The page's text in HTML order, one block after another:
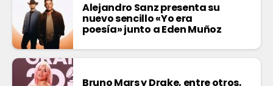
Alejandro Sanz presenta su
nuevo sencillo «Yo era
poesía» junto a Eden Muñoz
Bruno Mars y Drake, entre otros,